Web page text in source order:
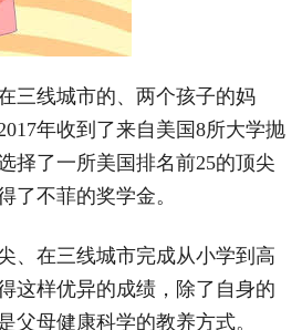
三线城市的、两个孩子的妈
年收到了来自美国8所大学抛
择了一所美国排名前25的顶尖
了不菲的奖学金。
、在三线城市完成从小学到高
这样优异的成绩，除了自身的
父母健康科学的教养方式。